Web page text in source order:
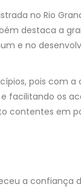
no Rio
destaca a
e no
pois com a
facilitando os
contentes em
a confiança